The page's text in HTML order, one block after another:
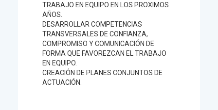
TRABAJO EN EQUIPO EN LOS PROXIMOS
AÑOS.
DESARROLLAR COMPETENCIAS
TRANSVERSALES DE CONFIANZA,
COMPROMISO Y COMUNICACIÓN DE
FORMA QUE FAVOREZCAN EL TRABAJO
EN EQUIPO.
CREACIÓN DE PLANES CONJUNTOS DE
ACTUACIÓN.